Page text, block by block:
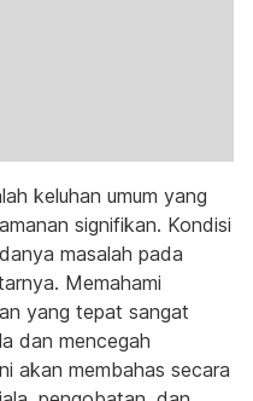
keluhan umum yang
signifikan. Kondisi
masalah pada
Memahami
yang tepat sangat
dan mencegah
akan membahas secara